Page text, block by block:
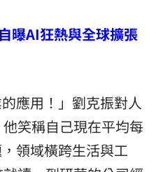
曝AI狂熱與全球擴張
應用！」劉克振對人
笑稱自己現在平均每
領域橫跨生活與工